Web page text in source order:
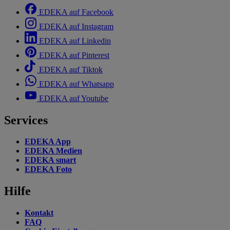
EDEKA auf Facebook
EDEKA auf Instagram
EDEKA auf Linkedin
EDEKA auf Pinterest
EDEKA auf Tiktok
EDEKA auf Whatsapp
EDEKA auf Youtube
Services
EDEKA App
EDEKA Medien
EDEKA smart
EDEKA Foto
Hilfe
Kontakt
FAQ